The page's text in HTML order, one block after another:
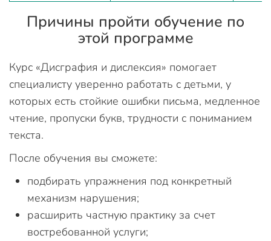
Причины пройти обучение по
этой программе
Курс «Дисграфия и дислексия» помогает
специалисту уверенно работать с детьми, у
которых есть стойкие ошибки письма, медленное
чтение, пропуски букв, трудности с пониманием
текста.
После обучения вы сможете:
подбирать упражнения под конкретный
механизм нарушения;
расширить частную практику за счет
востребованной услуги;